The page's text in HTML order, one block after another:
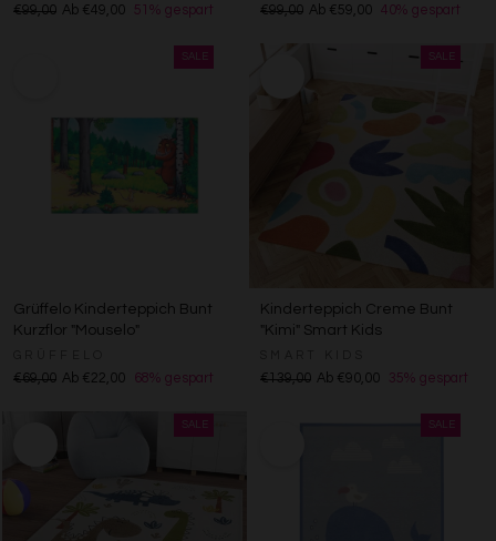
€99,00 Ab €49,00 51% gespart €99,00 Ab €59,00 40% gespart
Grüffelo Kinderteppich Bunt
Kurzflor "Mouselo"
€69,00 Ab €22,00 68% gespart
Kinderteppich Creme Bunt
"Kimi" Smart Kids
€139,00 Ab €90,00 35% gespart